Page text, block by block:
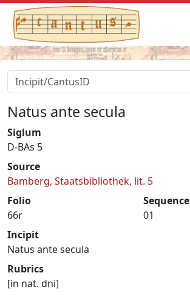
Natus ante secula
Siglum
D-BAs 5
Source
Bamberg, Staatsbibliothek, lit. 5
Folio
66r
Sequence
01
Incipit
Natus ante secula
Rubrics
[in nat. dni]